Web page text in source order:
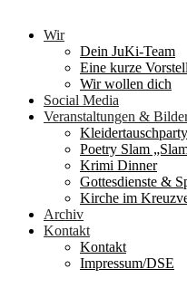
Wir
Dein JuKi-Team
Eine kurze
Wir wollen dich
Social Media
Veranstaltungen &
Poetry Slam
Krimi Dinner
Gottesdienste &
Kirche im
Archiv
Kontakt
Kontakt
Impressum/DSE